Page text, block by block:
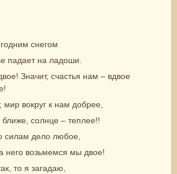
снегом
падает на ладоши.
Значит, счастья нам – вдвое
мир вокруг к нам добрее,
ближе, солнце – теплее!!
силам дело любое,
него возьмемся мы двое!
то я загадаю,